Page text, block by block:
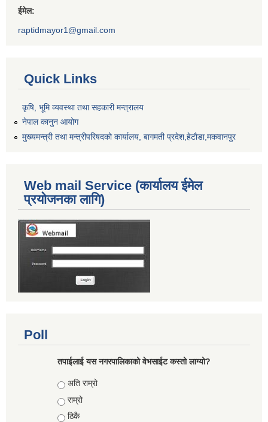
ईमेल:
raptidmayor1@gmail.com
Quick Links
कृषि, भूमि व्यवस्था तथा सहकारी मन्त्रालय
नेपाल कानुन आयोग
मुख्यमन्त्री तथा मन्त्रीपरिषदको कार्यालय, बागमती प्रदेश,हेटाैडा,मकवानपुर
Web mail Service (कार्यालय ईमेल
प्रयोजनका लागि)
Poll
तपाईलाई यस नगरपालिकाको वेभसाईट कस्तो लाग्यो?
Choices
अति राम्रो
राम्रो
ठिकै